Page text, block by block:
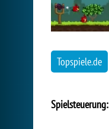
Topspiele.de
Spielsteuerung: